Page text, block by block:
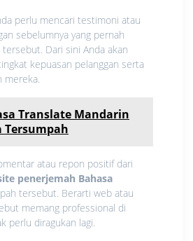
perlu mencari testimoni atau
sebelumnya yang pernah
Dari sini Anda akan
kepuasan pelanggan serta
mereka.
Translate Mandarin
Tersumpah
atau repon positif dari
penerjemah Bahasa
tersebut. Berarti web atau
memang professional di
perlu diragukan lagi.